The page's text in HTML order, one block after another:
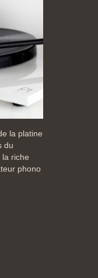
la platine
du
riche
phono